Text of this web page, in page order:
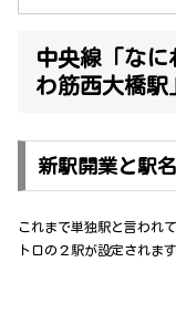
中央線「な
わ筋西大橋駅
新駅開業と駅
これまで単独駅と言われ
トロの２駅が設定されます